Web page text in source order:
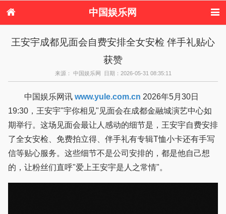
中国娱乐网
电视剧
演唱会 综艺节目
偶像活动
王安宇成都见面会自费安排全女安检 伴手礼贴心
获赞
来源： 中国娱乐网 日期：2026-05-31 08:35:11
中国娱乐网讯 www.yule.com.cn
19:30，王安宇"宇你相见"见面会在成都金融城演艺中心如
期举行。这场见面会最让人感动的细节是，王安宇自费安排
了全女安检、免费拍立得、伴手礼有专辑T恤小卡还有手写
信等贴心服务。这些细节不是公司安排的，都是他自己想
的，让粉丝们直呼"爱上王安宇是人之常情"。